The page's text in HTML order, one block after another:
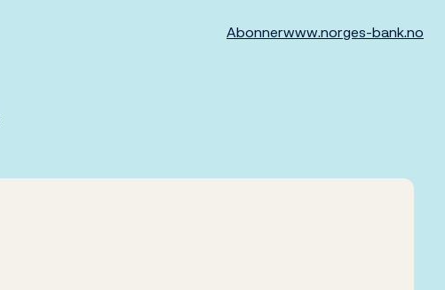
Abonnerwww.norges-bank.no